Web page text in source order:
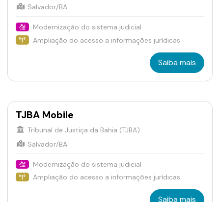
Salvador/BA
Modernização do sistema judicial
Ampliação do acesso a informações jurídicas
Saiba mais
TJBA Mobile
Tribunal de Justiça da Bahia (TJBA)
Salvador/BA
Modernização do sistema judicial
Ampliação do acesso a informações jurídicas
Saiba mais